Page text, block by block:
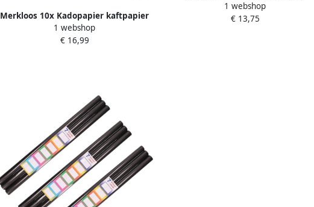
Merkloos 10x Kadopapier kaftpapier
glanzend zwart 200 x 70 cm rollen
Kaftpapier
1 webshop
€ 16,99
boekenkaft kaftfolie lamineerfolie
x 45 cm Kaftpapier
1 webshop
€ 13,75